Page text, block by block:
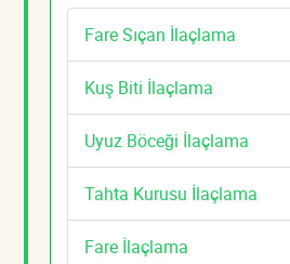
Fare Sıçan İlaçlama
Kuş Biti İlaçlama
Uyuz Böceği İlaçlama
Tahta Kurusu İlaçlama
Fare İlaçlama